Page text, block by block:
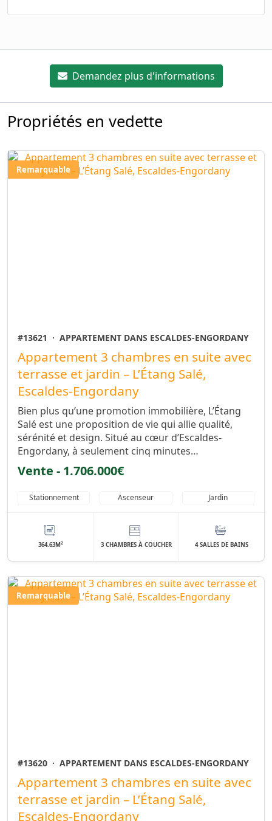
Demandez plus d'informations
Propriétés en vedette
Remarquable
#13621 · APPARTEMENT DANS ESCALDES-ENGORDANY
Appartement 3 chambres en suite avec
terrasse et jardin – L’Étang Salé,
Escaldes-Engordany
Bien plus qu’une promotion immobilière, L’Étang
Salé est une proposition de vie qui allie qualité,
sérénité et design. Situé au cœur d’Escaldes-
Engordany, à seulement cinq minutes…
Vente - 1.706.000€
Stationnement Ascenseur Jardin
364.63M2 3 CHAMBRES À COUCHER 4 SALLES DE BAINS
Remarquable
#13620 · APPARTEMENT DANS ESCALDES-ENGORDANY
Appartement 3 chambres en suite avec
terrasse et jardin – L’Étang Salé,
Escaldes-Engordany